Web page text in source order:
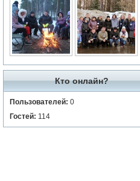
Кто онлайн?
Пользователей: 0
Гостей: 114